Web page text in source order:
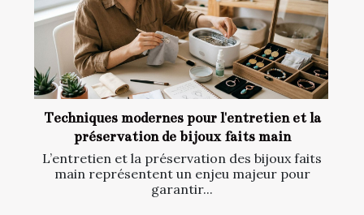
Techniques modernes pour l'entretien et la
préservation de bijoux faits main
L’entretien et la préservation des bijoux faits
main représentent un enjeu majeur pour
garantir...